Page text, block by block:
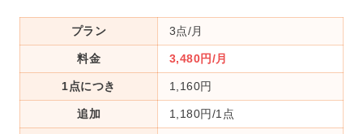
プラン 3点/月
料金 3,480円/月
1点につき 1,160円
追加 1,180円/1点